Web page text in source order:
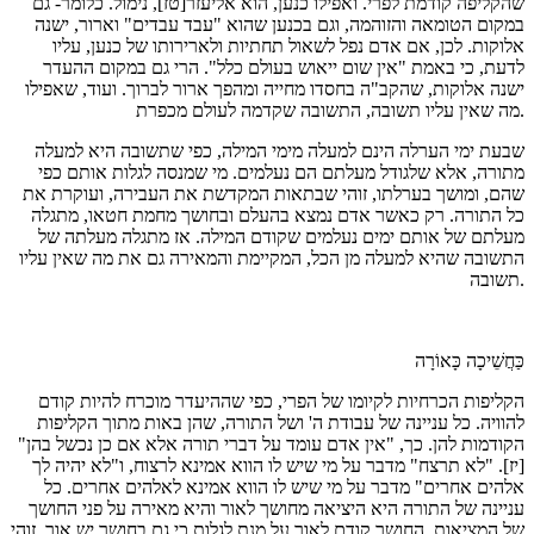
במקום הטומאה והזוהמה, וגם בכנען שהוא "עבד עבדים" וארור, ישנה
אלוקות. לכן, אם אדם נפל לשאול תחתיות ולארירותו של כנען, עליו
לדעת, כי באמת "אין שום ייאוש בעולם כלל". הרי גם במקום ההעדר
ישנה אלוקות, שהקב"ה בחסדו מחייה ומהפך ארור לברוך. ועוד, שאפילו
מה שאין עליו תשובה, התשובה שקדמה לעולם מכפרת.
שבעת ימי הערלה הינם למעלה מימי המילה, כפי שתשובה היא למעלה
מתורה, אלא שלגודל מעלתם הם נעלמים. מי שמנסה לגלות אותם כפי
שהם, ומושך בערלתו, זוהי שבתאות המקדשת את העבירה, ועוקרת את
כל התורה. רק כאשר אדם נמצא בהעלם ובחושך מחמת חטאו, מתגלה
מעלתם של אותם ימים נעלמים שקודם המילה. אז מתגלה מעלתה של
התשובה שהיא למעלה מן הכל, המקיימת והמאירה גם את מה שאין עליו
תשובה.
כַּחֲשֵׁיכָה כָּאוֹרָה
הקליפות הכרחיות לקיומו של הפרי, כפי שההיעדר מוכרח להיות קודם
להוויה. כל עניינה של עבודת ה' ושל התורה, שהן באות מתוך הקליפות
הקודמות להן. כך, "אין אדם עומד על דברי תורה אלא אם כן נכשל בהן"
[יז]. "לא תרצח" מדבר על מי שיש לו הווא אמינא לרצוח, ו"לא יהיה לך
אלהים אחרים" מדבר על מי שיש לו הווא אמינא לאלהים אחרים. כל
עניינה של התורה היא היציאה מחושך לאור והיא מאירה על פני החושך
של המציאות. החושך קודם לאור על מנת לגלות כי גם בחושך יש אור. זוהי